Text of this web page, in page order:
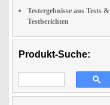
Testergebnisse aus Tests &
Testberichten
Produkt-Suche: